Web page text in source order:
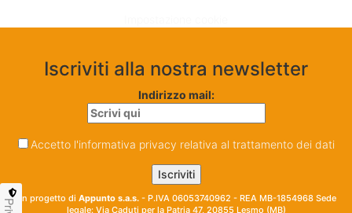
Iscriviti alla nostra newsletter
Indirizzo mail:
Accetto l'informativa privacy relativa al trattamento dei dati
Un progetto di Appunto s.a.s. - P.IVA 06053740962 - REA MB-1854968 Sede
legale: Via Caduti per la Patria 47, 20855 Lesmo (MB)